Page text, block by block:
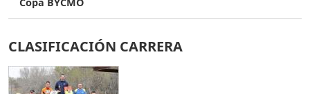
CLASIFICACIÓN CARRERA